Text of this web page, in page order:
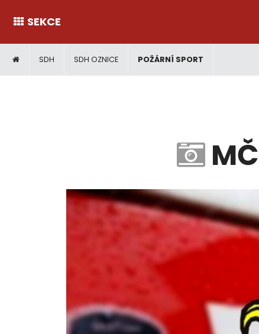
SEKCE
SDH SDH OZNICE POŽÁRNÍ SPORT